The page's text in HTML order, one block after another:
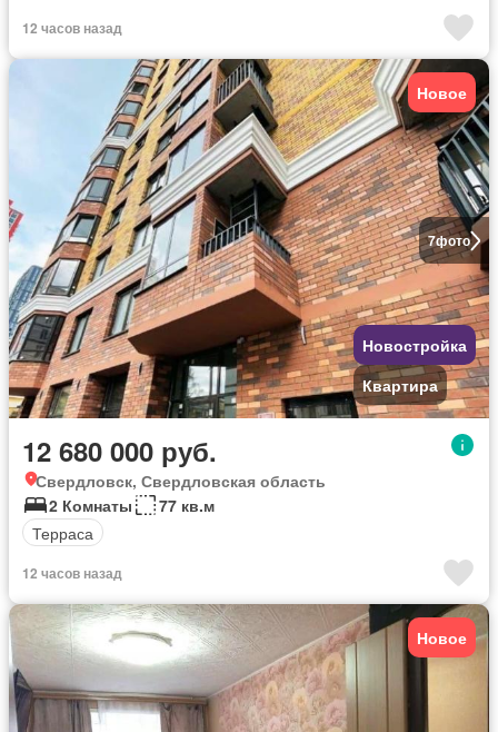
12 часов назад
7фото
Новое
Новостройка
Квартира
12 680 000 руб.
Свердловск, Свердловская область
2 Комнаты
77 кв.м
Терраса
12 часов назад
Новое